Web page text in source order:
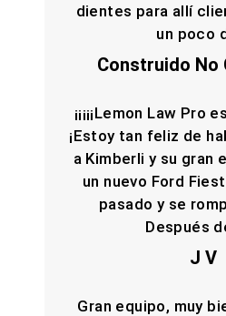
dientes para allí
un poco
Construido No
¡¡¡¡¡Lemon Law Pro
¡Estoy tan feliz de
a Kimberli y su gran
un nuevo Ford
pasado y se
Después
J V
Gran equipo, muy